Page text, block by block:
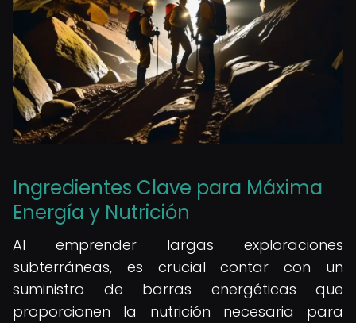
Ingredientes Clave para Máxima
Energía y Nutrición
Al emprender largas exploraciones
subterráneas, es crucial contar con un
suministro de barras energéticas que
proporcionen la nutrición necesaria para